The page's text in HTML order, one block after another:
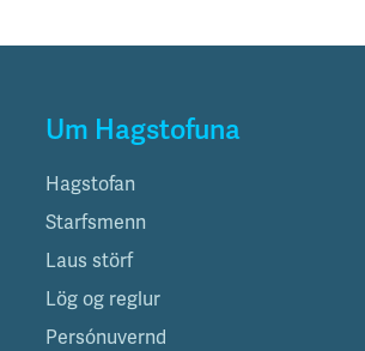
Um Hagstofuna
Hagstofan
Starfsmenn
Laus störf
Lög og reglur
Persónuvernd